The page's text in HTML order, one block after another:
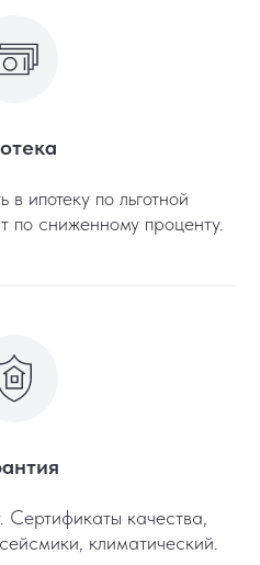
ипотеку по льготной
по сниженному проценту.
Сертификаты качества,
климатический.